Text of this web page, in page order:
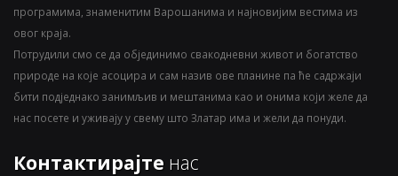
програмима, знаменитим Варошанима и најновијим вестима из
овог краја.
Потрудили смо се да објединимо свакодневни живот и богатство
природе на које асоцира и сам назив ове планине па ће садржаји
бити подједнако занимљив и мештанима као и онима који желе да
нас посете и уживају у свему што Златар има и жели да понуди.
Контактирајте нас